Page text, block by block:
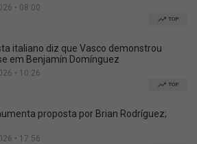
• 08:00
TOP
italiano diz que Vasco demonstrou
em Benjamín Domínguez
• 10:26
TOP
proposta por Brian Rodríguez;
• 17:56